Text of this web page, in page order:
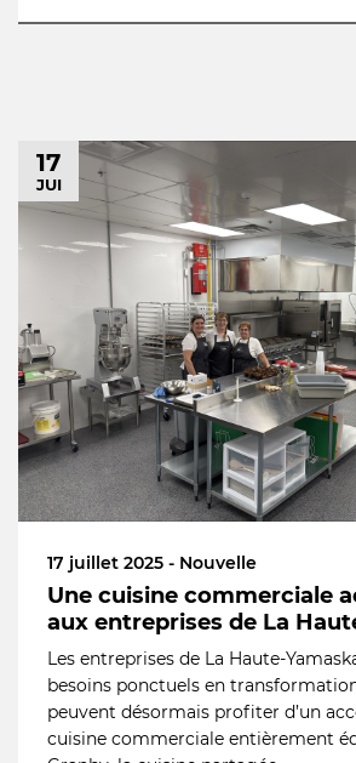
17
JUI
17 juillet 2025 - Nouvelle
Une cuisine commerciale
aux entreprises de La
Les entreprises de La Haute-
besoins ponctuels en
peuvent désormais profiter d’un
cuisine commerciale entièrement